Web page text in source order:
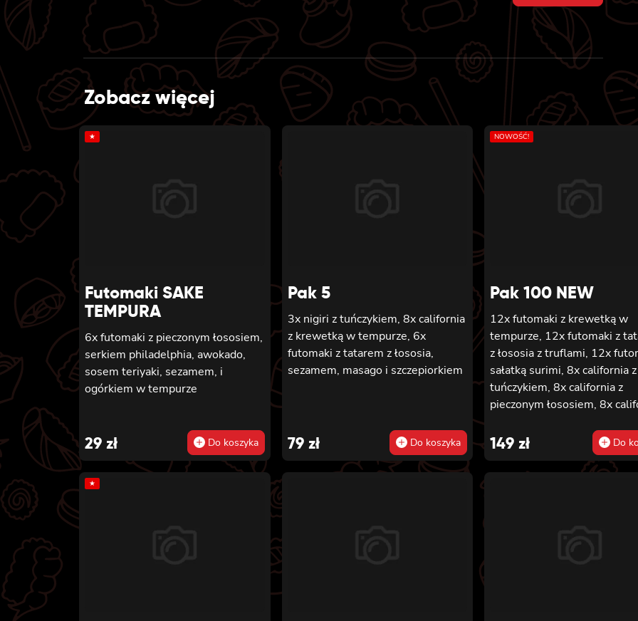
price
was:
38 zł.
price
35 zł.
Zobacz więcej
★
Futomaki SAKE
TEMPURA
6x futomaki z pieczonym łososiem,
serkiem philadelphia, awokado,
sosem teriyaki, sezamem, i
ogórkiem w tempurze
29 zł Do koszyka
Pak 5
3x nigiri z tuńczykiem, 8x california
z krewetką w tempurze, 6x
futomaki z tatarem z łososia,
sezamem, masago i szczepiorkiem
79 zł Do koszyka
NOWOŚĆ!
Pak 100 NEW
12x futomaki z krewetką w
tempurze, 12x futomaki z
z łososia z truflami, 12x
sałatką surimi, 8x california z
tuńczykiem, 8x california z
pieczonym łososiem, 8x
sałatką wakame, 8x
tuńczykiem, 8x hosomaki z
wędzonym tofu, 8x
149 zł Do
★